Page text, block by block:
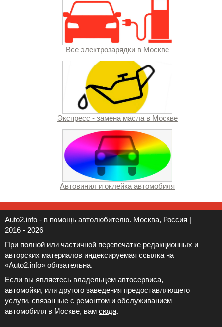
Все электрозарядки в Москве
Экспресс - замена масла в Москве
Автовинил и оклейка автомобиля
Auto2.info - в помощь автолюбителю. Москва, Россия |
2016 - 2026
При полной или частичной перепечатке редакционных и
авторских материалов индексируемая ссылка на
«Auto2.info» обязательна.
Если вы являетесь владельцем автосервиса,
автомойки, или другого заведения предоставляющего
услуги, связанные с ремонтом и обслуживанием
автомобиля в Москве, вам сюда.